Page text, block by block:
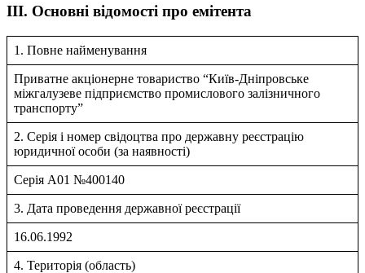
III. Основні відомості про емітента
1. Повне найменування
Приватне акцiонерне товариство “Київ-Днiпровське
мiжгалузеве пiдприємство промислового залiзничного
транспорту”
2. Серія і номер свідоцтва про державну реєстрацію
юридичної особи (за наявності)
Серiя А01 №400140
3. Дата проведення державної реєстрації
16.06.1992
4. Територія (область)